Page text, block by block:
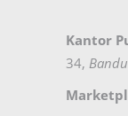
Kantor
34,